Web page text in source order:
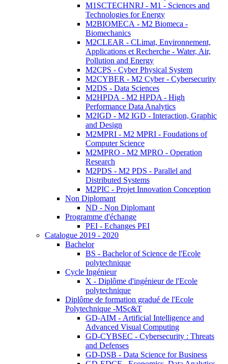
M1SCTECHNRJ - M1 - Sciences and
Technologies for Energy
M2BIOMECA - M2 Biomeca -
Biomechanics
M2CLEAR - CLimat, Environnement,
Applications et Recherche - Water, Air,
Pollution and Energy
M2CPS - Cyber Physical System
M2CYBER - M2 Cyber - Cybersecurity
M2DS - Data Sciences
M2HPDA - M2 HPDA - High
Performance Data Analytics
M2IGD - M2 IGD - Interaction, Graphic
and Design
M2MPRI - M2 MPRI - Foudations of
Computer Science
M2MPRO - M2 MPRO - Operation
Research
M2PDS - M2 PDS - Parallel and
Distributed Systems
M2PIC - Projet Innovation Conception
Non Diplomant
ND - Non Diplomant
Programme d'échange
PEI - Echanges PEI
Catalogue 2019 - 2020
Bachelor
BS - Bachelor of Science de l'Ecole
polytechnique
Cycle Ingénieur
X - Diplôme d'ingénieur de l'Ecole
polytechnique
Diplôme de formation gradué de l'Ecole
Polytechnique -MSc&T
GD-AIM - Artificial Intelligence and
Advanced Visual Computing
GD-CYBSEC - Cybersecurity : Threats
and Defenses
GD-DSB - Data Science for Business